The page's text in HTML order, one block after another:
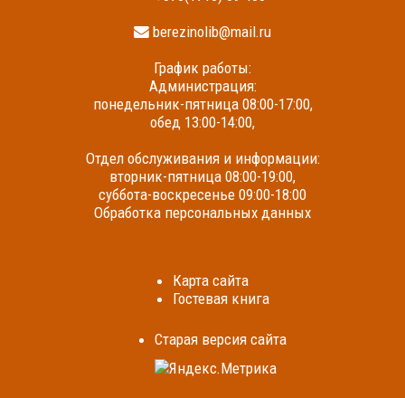
berezinolib@mail.ru
График работы:
Администрация:
понедельник-пятница 08:00-17:00,
обед 13:00-14:00,
Отдел обслуживания и информации:
вторник-пятница 08:00-19:00,
суббота-воскресенье 09:00-18:00
Обработка персональных данных
Карта сайта
Гостевая книга
Cтарая версия сайта